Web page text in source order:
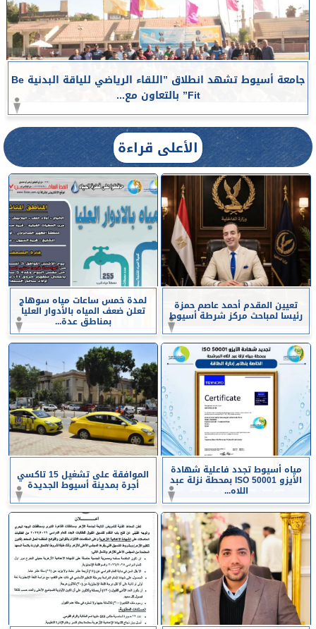
جامعة أسيوط تشهد انطلاق ”اللقاء الرياضي للياقة البدنية Be
Fit” بالتعاون مع...
الأعلى قراءة
تعيين المقدم أحمد عاصم حمزة
رئيسا لمباحث مركز شرطة أسيوط
لمدة خمس ساعات مياه سوهاج
تعلن ضعف المياه بالأدوار العليا
بمناطق عدة...
مياه أسيوط تجدد فاعلية شهادة
الأيزو ISO 50001 بمحطة نزلة عبد
اللاه...
الموافقة على تشغيل 15 تاكسي
أجرة بمدينة أسيوط الجديدة